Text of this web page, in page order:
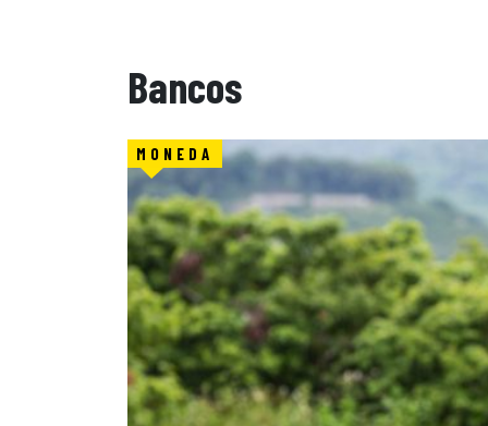
Bancos
MONEDA